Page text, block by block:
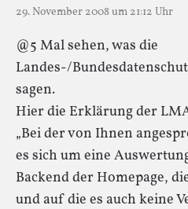
29. November 2008 um 21:12 Uhr
@5 Mal sehen, was die
Landes-/
sagen.
Hier die Erklärung der
„Bei der von Ihnen
es sich um eine
Backend der Homepage,
und auf die es auch keine